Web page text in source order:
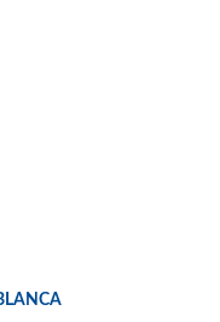
21X11.5 BLANCA